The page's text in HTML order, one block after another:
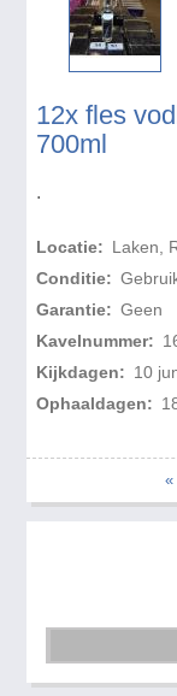
12x fles
700ml
.
Locatie: Laken,
Conditie:
Garantie: Geen
Kavelnummer:
Kijkdagen: 10
Ophaaldagen:
«